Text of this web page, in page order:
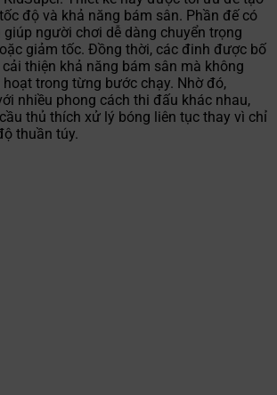
độ và khả năng bám sân. Phần đế có
người chơi dễ dàng chuyển trọng
giảm tốc. Đồng thời, các đinh được bố
thiện khả năng bám sân mà không
trong từng bước chạy. Nhờ đó,
nhiều phong cách thi đấu khác nhau,
thủ thích xử lý bóng liên tục thay vì chỉ
thuần túy.